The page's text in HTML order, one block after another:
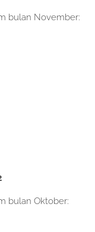
bulan November:
bulan Oktober: